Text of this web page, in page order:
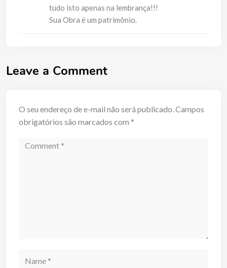
tudo isto apenas na lembrança!!!
Sua Obra é um patrimônio.
Leave a Comment
O seu endereço de e-mail não será publicado.Campos
obrigatórios são marcados com *
Comment